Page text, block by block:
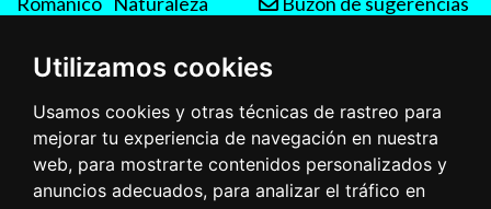
Utilizamos cookies
Usamos cookies y otras técnicas de rastreo para
mejorar tu experiencia de navegación en nuestra
web, para mostrarte contenidos personalizados y
anuncios adecuados, para analizar el tráfico en